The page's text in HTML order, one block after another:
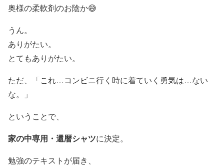
奥様の柔軟剤のお陰か😅
うん。
ありがたい。
とてもありがたい。
ただ、「これ…コンビニ行く時に着ていく勇気は…ない
な。」
ということで、
家の中専用・還暦シャツに決定。
勉強のテキストが届き、